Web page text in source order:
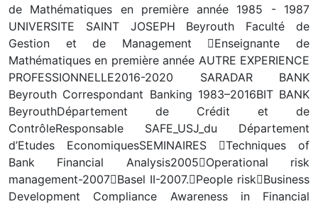
de Mathématiques en première année 1985 - 1987
UNIVERSITE SAINT JOSEPH Beyrouth Faculté de
Gestion et de Management Enseignante de
Mathématiques en première année AUTRE EXPERIENCE
PROFESSIONNELLE2016-2020 SARADAR BANK
Beyrouth Correspondant Banking 1983–2016BIT BANK
BeyrouthDépartement de Crédit et de
ContrôleResponsable SAFE_USJ_du Département
d’Etudes EconomiquesSEMINAIRES Techniques of
Bank Financial Analysis2005Operational risk
management-2007Basel II-2007.People riskBusiness
Development Compliance Awareness in Financial